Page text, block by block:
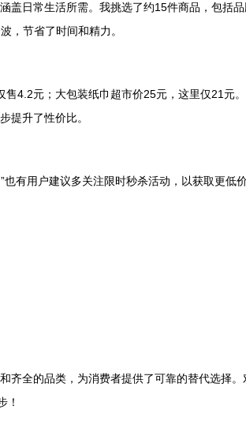
盖日常生活所需。我挑选了约15件商品，包括
，节省了时间和精力。
4.2元；大包装纸巾超市价25元，这里仅21元
提升了性价比。
有用户建议多关注限时秒杀活动，以获取更低
全的品类，为消费者提供了可靠的替代选择。
！